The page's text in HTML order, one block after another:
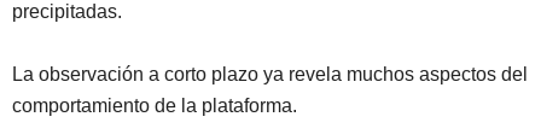
precipitadas.
La observación a corto plazo ya revela muchos aspectos del
comportamiento de la plataforma.